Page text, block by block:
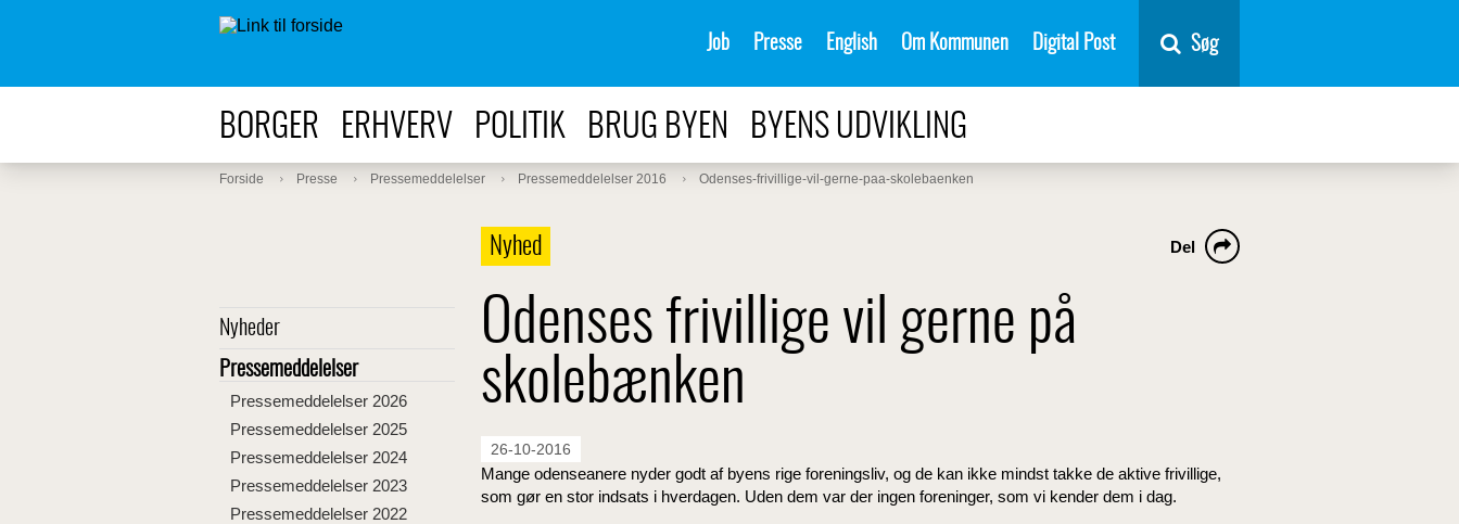
Job Presse English Om Kommunen Digital Post Søg
BORGER ERHVERV POLITIK BRUG BYEN BYENS UDVIKLING
Forside Presse Pressemeddelelser Pressemeddelelser 2016 Odenses-frivillige-vil-gerne-paa-skolebaenken
Nyheder
Pressemeddelelser
Pressemeddelelser 2026
Pressemeddelelser 2025
Pressemeddelelser 2024
Pressemeddelelser 2023
Pressemeddelelser 2022
Nyhed
Odenses frivillige vil gerne på
skolebænken
Del
26-10-2016
Mange odenseanere nyder godt af byens rige foreningsliv, og de kan ikke mindst takke de aktive frivillige,
som gør en stor indsats i hverdagen. Uden dem var der ingen foreninger, som vi kender dem i dag.